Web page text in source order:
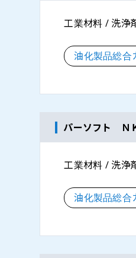
工業材料 / 洗浄
油化製品総合
パーソフト Ｎ
工業材料 / 洗浄
油化製品総合